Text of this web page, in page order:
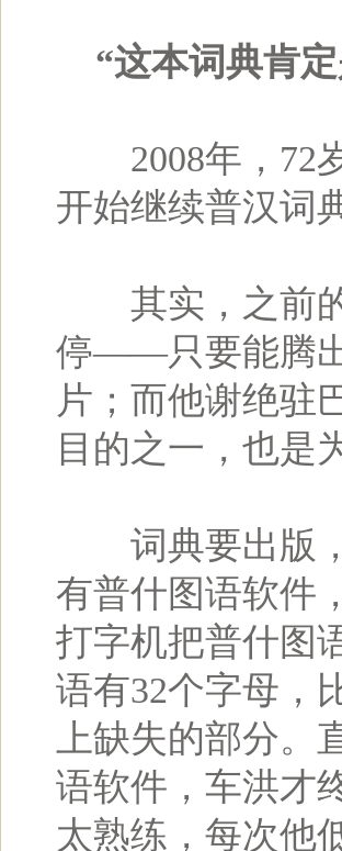
“这本词典肯
2008年，72岁
开始继续普汉词
其实，之前的
停——只要能腾
片；而他谢绝驻
目的之一，也是
词典要出版，
有普什图语软件
打字机把普什图
语有32个字母，
上缺失的部分
语软件，车洪才
太熟练，每次他